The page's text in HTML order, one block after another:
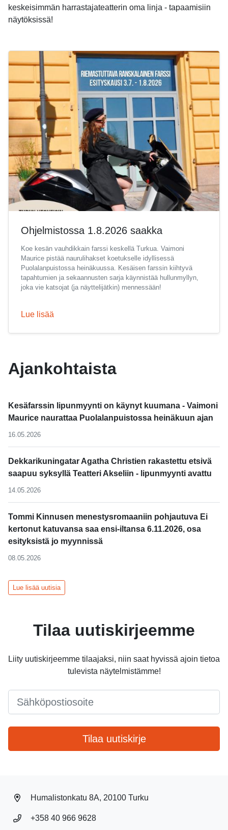
keskeisimmän harrastajateatterin oma linja - tapaamisiin
näytöksissä!
Ajankohtaista
Kesäfarssin lipunmyynti on käynyt kuumana - Vaimoni
Maurice naurattaa Puolalanpuistossa heinäkuun ajan
16.05.2026
Dekkarikuningatar Agatha Christien rakastettu etsivä
saapuu syksyllä Teatteri Akseliin - lipunmyynti avattu
14.05.2026
Tommi Kinnusen menestysromaaniin pohjautuva Ei
kertonut katuvansa saa ensi-iltansa 6.11.2026, osa
esityksistä jo myynnissä
08.05.2026
Lue lisää uutisia
Ohjelmistossa 1.8.2026 saakka
Koe kesän vauhdikkain farssi keskellä Turkua. Vaimoni
Maurice pistää naurulihakset koetukselle idyllisessä
Puolalanpuistossa heinäkuussa. Kesäisen farssin kiihtyvä
tapahtumien ja sekaannusten sarja käynnistää hullunmyllyn,
joka vie katsojat (ja näyttelijätkin) mennessään!
Lue lisää
Tilaa uutiskirjeemme
Liity uutiskirjeemme tilaajaksi, niin saat hyvissä ajoin tietoa
tulevista näytelmistämme!
Tilaa uutiskirje
Humalistonkatu 8A, 20100 Turku
+358 40 966 9628